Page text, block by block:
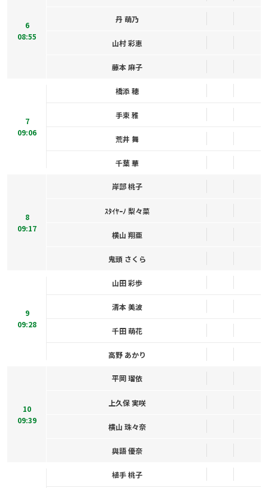
6
08:55
丹 萌乃
山村 彩恵
藤本 麻子
7
09:06
橋添 穂
手束 雅
荒井 舞
千葉 華
8
09:17
岸部 桃子
ｽﾀｲﾔｰﾉ 梨々菜
横山 翔亜
鬼頭 さくら
9
09:28
山田 彩歩
清本 美波
千田 萌花
高野 あかり
10
09:39
平岡 瑠依
上久保 実咲
横山 珠々奈
與語 優奈
植手 桃子